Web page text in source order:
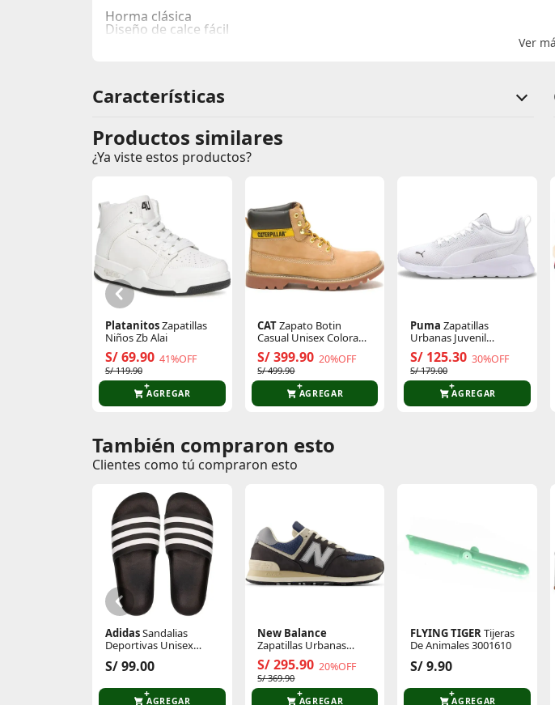
Horma clásica
Diseño de calce fácil
Características
Productos similares
¿Ya viste estos productos?
PlatanitosZapatillas
Niños Zb Alai
S/ 69.90 41%OFF
S/ 119.90
AGREGAR
CATZapato Botin
Casual Unisex Colorado
2.0
S/ 399.90 20%OFF
S/ 499.90
AGREGAR
Puma Zapatillas
Urbanas Juvenil
Anzarun Lite Jr
S/ 125.30 30%OFF
S/ 179.00
AGREGAR
Comentarios de clientes
Comentarios de clientes que compraron este producto
Sin
Este producto aún no
Sé el primero en
También compraron esto
Clientes como tú compraron esto
AdidasSandalias
Deportivas Unisex
S/ 99.00
AGREGAR
New Balance
Zapatillas Urbanas
Unisex 574
S/ 295.90 20%OFF
S/ 369.90
AGREGAR
FLYING TIGER Tijeras
De Animales 3001610
S/ 9.90
AGREGAR